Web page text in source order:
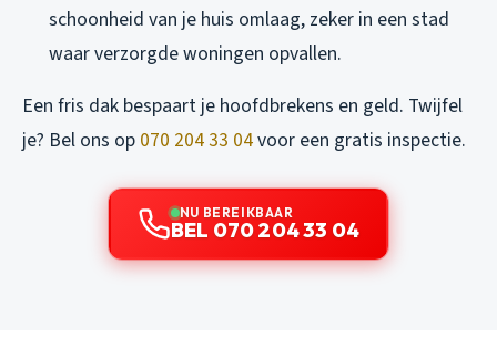
schoonheid van je huis omlaag, zeker in een stad
waar verzorgde woningen opvallen.
Een fris dak bespaart je hoofdbrekens en geld. Twijfel
je? Bel ons op 070 204 33 04voor een gratis inspectie.
NU BEREIKBAAR
BEL 070 204 33 04